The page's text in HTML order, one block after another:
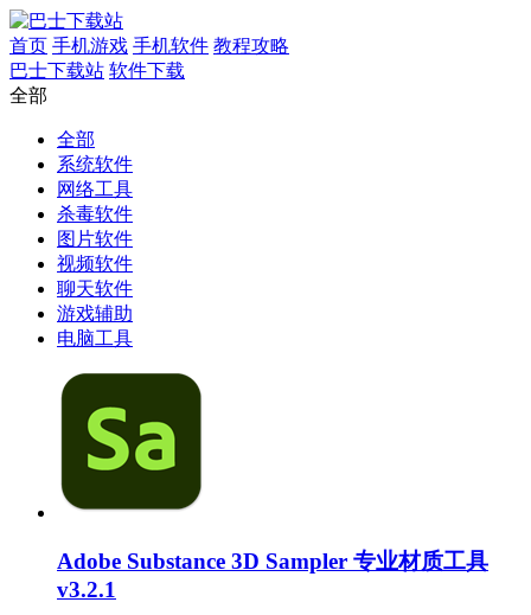
首页 手机游戏 手机软件 教程攻略
巴士下载站 软件下载
全部
全部
系统软件
网络工具
杀毒软件
图片软件
视频软件
聊天软件
游戏辅助
​​电脑工具
Adobe Substance 3D Sampler 专业材质工具
v3.2.1